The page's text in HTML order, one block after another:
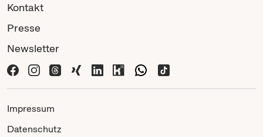
Kontakt
Presse
Newsletter
Impressum
Datenschutz